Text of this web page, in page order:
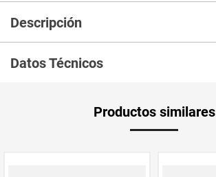
Descripción
Datos Técnicos
Productos similares